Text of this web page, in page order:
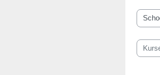
Kurse